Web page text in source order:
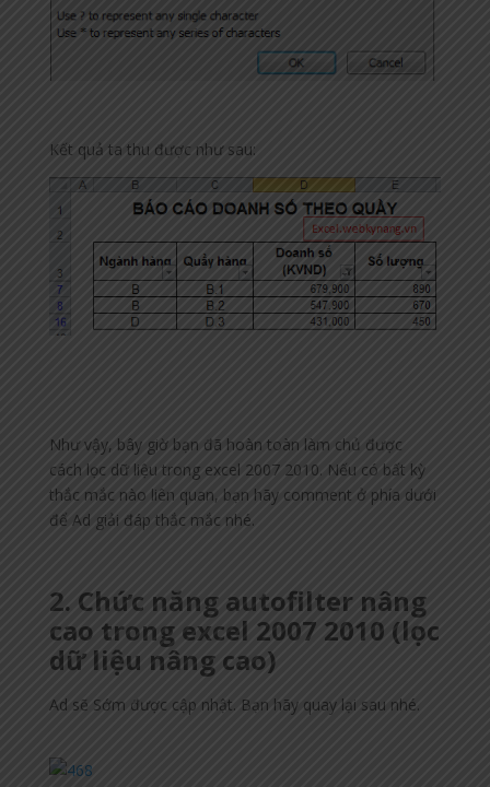
Kết quả ta thu được như sau:
Như vậy, bây giờ bạn đã hoàn toàn làm chủ được
cách lọc dữ liệu trong excel 2007 2010. Nếu có bất kỳ
thắc mắc nào liên quan, bạn hãy comment ở phía dưới
để Ad giải đáp thắc mắc nhé.
2. Chức năng autofilter nâng
cao trong excel 2007 2010 (lọc
dữ liệu nâng cao)
Ad sẽ Sớm được cập nhật. Bạn hãy quay lại sau nhé.